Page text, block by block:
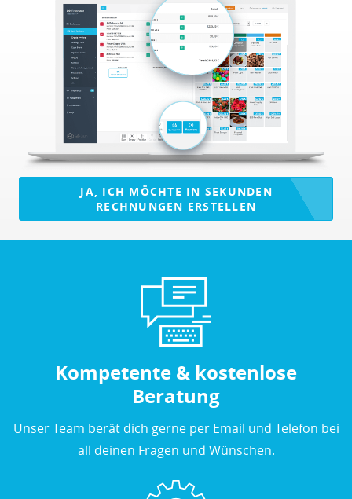
JA, ICH MÖCHTE IN SEKUNDEN
RECHNUNGEN ERSTELLEN
Kompetente & kostenlose
Beratung
Unser Team berät dich gerne per Email und Telefon bei
all deinen Fragen und Wünschen.